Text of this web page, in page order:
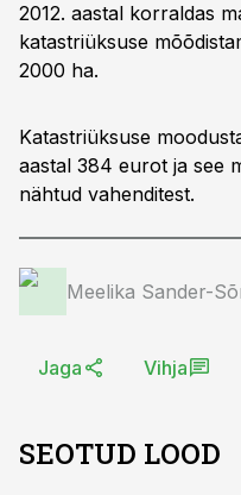
2012. aastal korraldas
katastriüksuse
2000 ha.
Katastriüksuse
aastal 384 eurot ja see
nähtud vahenditest.
Meelika Sander-
Jaga Vihja
SEOTUD LOOD